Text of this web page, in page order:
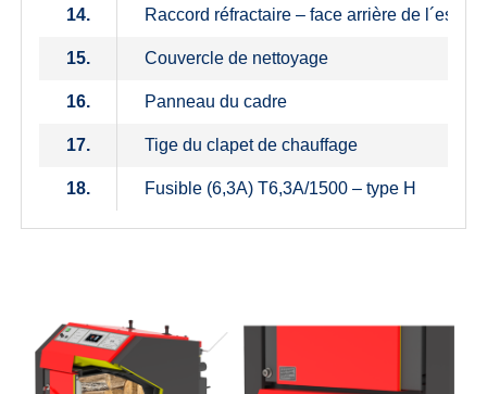
14. Raccord réfractaire – face arrière de
15. Couvercle de nettoyage
16. Panneau du cadre
17. Tige du clapet de chauffage
18. Fusible (6,3A) T6,3A/1500 – type H